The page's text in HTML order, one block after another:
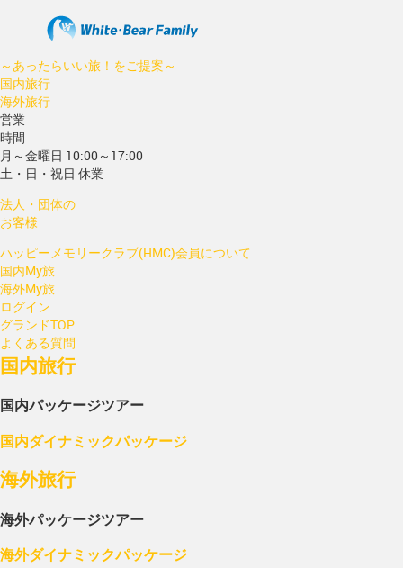
～あったらいい旅！をご提案～
国内旅行
海外旅行
営業
時間
月～金曜日 10:00～17:00
土・日・祝日 休業
法人・団体の
お客様
ハッピーメモリークラブ(HMC)会員について
国内My旅
海外My旅
ログイン
グランドTOP
よくある質問
国内旅行
国内パッケージツアー
国内ダイナミックパッケージ
海外旅行
海外パッケージツアー
海外ダイナミックパッケージ